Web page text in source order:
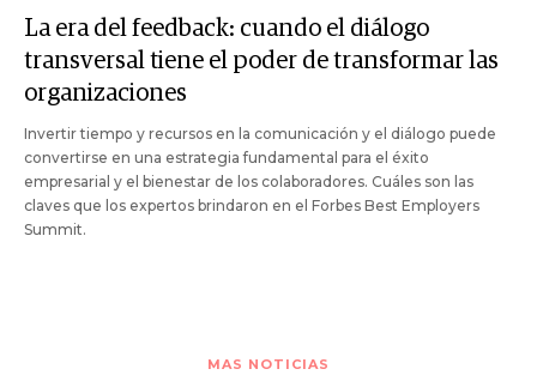
La era del feedback: cuando el diálogo
transversal tiene el poder de transformar las
organizaciones
Invertir tiempo y recursos en la comunicación y el diálogo puede
convertirse en una estrategia fundamental para el éxito
empresarial y el bienestar de los colaboradores. Cuáles son las
claves que los expertos brindaron en el Forbes Best Employers
Summit.
MAS NOTICIAS